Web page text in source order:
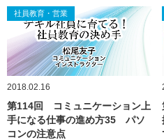
社員教育・営業
2018.02.16
第114回 コミュニケーション上
手になる仕事の進め方35 パソ
コンの注意点